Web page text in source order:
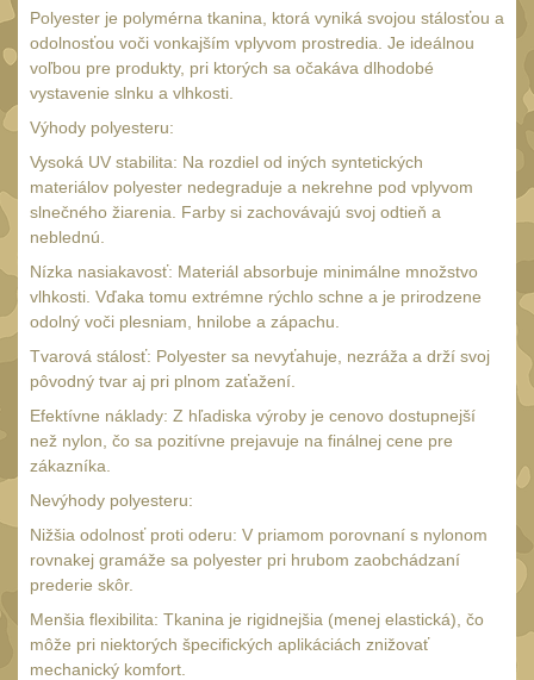
34mm
Montáže pre kolimátory
27
Montáže na hlaveň3
Montáže pro svítilny
Předpažbí
Pre AK
Pre M4/AR1529
Ostatní14
Pažby
Raily, lišty, krytky66
Přední rukojeti
Zadní rukojeti20
Mechanická mířidla
Dvojnožky39
Dvojnožky na hlaveň
Polyester je polymérna tkanina, ktorá vyniká svojou stálosťou a
odolnosťou voči vonkajším vplyvom prostredia. Je ideálnou
voľbou pre produkty, pri ktorých sa očakáva dlhodobé
vystavenie slnku a vlhkosti.
Výhody polyesteru:
Vysoká UV stabilita: Na rozdiel od iných syntetických
materiálov polyester nedegraduje a nekrehne pod vplyvom
slnečného žiarenia. Farby si zachovávajú svoj odtieň a
neblednú.
Nízka nasiakavosť: Materiál absorbuje minimálne množstvo
vlhkosti. Vďaka tomu extrémne rýchlo schne a je prirodzene
odolný voči plesniam, hnilobe a zápachu.
Tvarová stálosť: Polyester sa nevyťahuje, nezráža a drží svoj
pôvodný tvar aj pri plnom zaťažení.
Efektívne náklady: Z hľadiska výroby je cenovo dostupnejší
než nylon, čo sa pozitívne prejavuje na finálnej cene pre
zákazníka.
Nevýhody polyesteru:
Nižšia odolnosť proti oderu: V priamom porovnaní s nylonom
rovnakej gramáže sa polyester pri hrubom zaobchádzaní
prederie skôr.
Menšia flexibilita: Tkanina je rigidnejšia (menej elastická), čo
môže pri niektorých špecifických aplikáciách znižovať
mechanický komfort.